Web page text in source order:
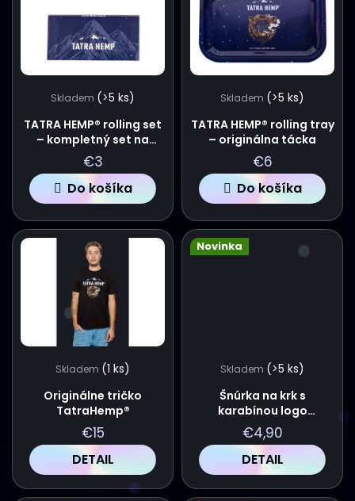
P
R
D
U
O
S
R
O
K
V
TATRA HEMP® rolling set
– kompletný set na
balenie
Skladem (>5 ks)
€3
Do košíka
TATRA HEMP® rolling tray
– originálna tácka
Skladem (>5 ks)
€6
Do košíka
Originálne tričko
TatraHemp®
Skladem (1 ks)
€15
DETAIL
Novinka
Šnúrka na krk s
karabínou logo
TatraHemp®
Skladem (>5 ks)
€4,90
DETAIL